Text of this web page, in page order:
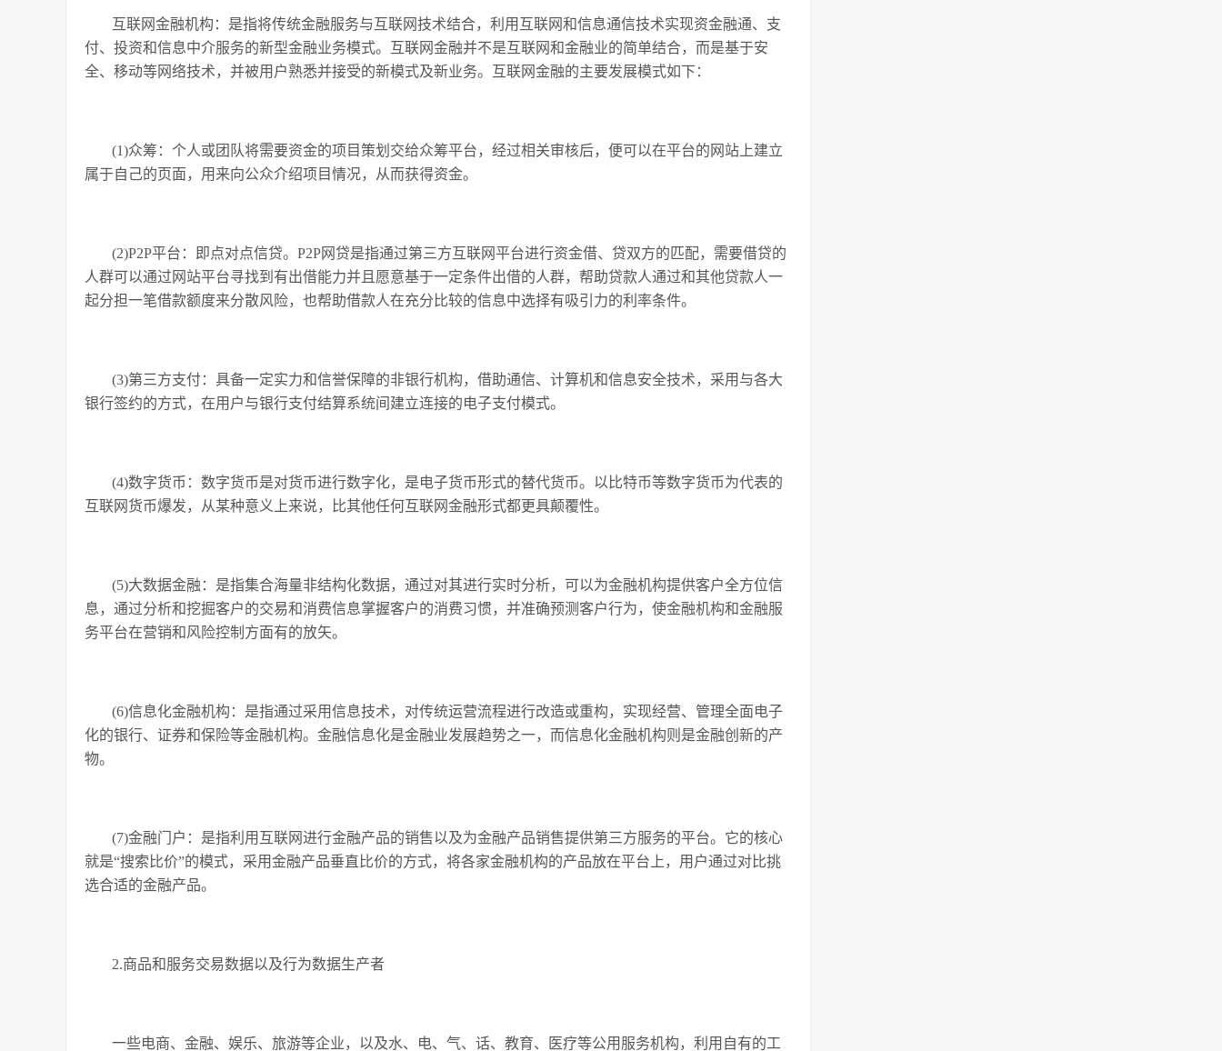
互联网金融机构：是指将传统金融服务与互联网技术结合，利用互联网和信息通信技术实现资金融通、支
付、投资和信息中介服务的新型金融业务模式。互联网金融并不是互联网和金融业的简单结合，而是基于安
全、移动等网络技术，并被用户熟悉并接受的新模式及新业务。互联网金融的主要发展模式如下：
(1)众筹：个人或团队将需要资金的项目策划交给众筹平台，经过相关审核后，便可以在平台的网站上建立
属于自己的页面，用来向公众介绍项目情况，从而获得资金。
(2)P2P平台：即点对点信贷。P2P网贷是指通过第三方互联网平台进行资金借、贷双方的匹配，需要借贷的
人群可以通过网站平台寻找到有出借能力并且愿意基于一定条件出借的人群，帮助贷款人通过和其他贷款人一
起分担一笔借款额度来分散风险，也帮助借款人在充分比较的信息中选择有吸引力的利率条件。
(3)第三方支付：具备一定实力和信誉保障的非银行机构，借助通信、计算机和信息安全技术，采用与各大
银行签约的方式，在用户与银行支付结算系统间建立连接的电子支付模式。
(4)数字货币：数字货币是对货币进行数字化，是电子货币形式的替代货币。以比特币等数字货币为代表的
互联网货币爆发，从某种意义上来说，比其他任何互联网金融形式都更具颠覆性。
(5)大数据金融：是指集合海量非结构化数据，通过对其进行实时分析，可以为金融机构提供客户全方位信
息，通过分析和挖掘客户的交易和消费信息掌握客户的消费习惯，并准确预测客户行为，使金融机构和金融服
务平台在营销和风险控制方面有的放矢。
(6)信息化金融机构：是指通过采用信息技术，对传统运营流程进行改造或重构，实现经营、管理全面电子
化的银行、证券和保险等金融机构。金融信息化是金融业发展趋势之一，而信息化金融机构则是金融创新的产
物。
(7)金融门户：是指利用互联网进行金融产品的销售以及为金融产品销售提供第三方服务的平台。它的核心
就是“搜索比价”的模式，采用金融产品垂直比价的方式，将各家金融机构的产品放在平台上，用户通过对比挑
选合适的金融产品。
2.商品和服务交易数据以及行为数据生产者
一些电商、金融、娱乐、旅游等企业，以及水、电、气、话、教育、医疗等公用服务机构，利用自有的工